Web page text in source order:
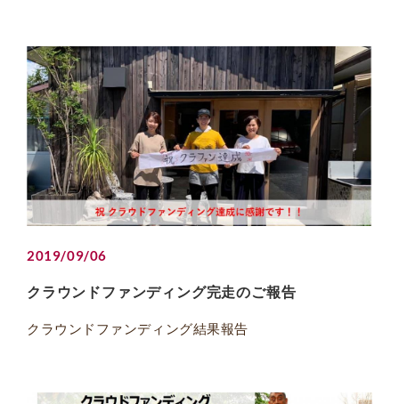
2019/09/06
クラウンドファンディング完走のご報告
クラウンドファンディング結果報告